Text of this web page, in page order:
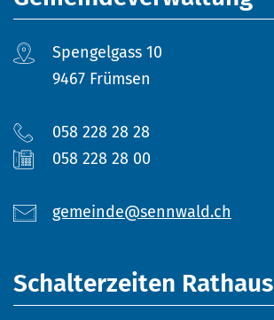
Spengelgass 10
9467 Frümsen
058 228 28 28
058 228 28 00
gemeinde@sennwald.ch
Schalterzeiten Rathaus